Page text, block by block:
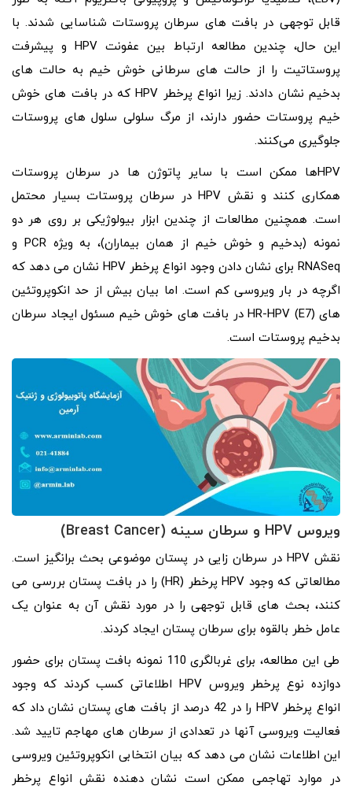
قابل توجهی در بافت های سرطان پروستات شناسایی شدند. با
این حال، چندین مطالعه ارتباط بین عفونت HPV و پیشرفت
پروستاتیت را از حالت‌ های سرطانی خوش‌ خیم به حالت‌ های
بدخیم نشان دادند. زیرا انواع پرخطر HPV که در بافت‌ های خوش‌
خیم پروستات حضور دارند، از مرگ سلولی سلول های پروستات
جلوگیری می‌کنند.
HPVها ممکن است با سایر پاتوژن ها در سرطان پروستات
همکاری کنند و نقش HPV در سرطان پروستات بسیار محتمل
است. همچنین مطالعات از چندین ابزار بیولوژیکی بر روی هر دو
نمونه (بدخیم و خوش خیم از همان بیماران)، به ویژه PCR و
RNASeq برای نشان دادن وجود انواع پرخطر HPV نشان می دهد که
اگرچه در بار ویروسی کم است. اما بیان بیش از حد انکوپروتئین
های HR-HPV (E7) در بافت های خوش خیم مسئول ایجاد سرطان
بدخیم پروستات است.
ویروس HPV و سرطان سینه (Breast Cancer
)
نقش HPV در سرطان‌ زایی در پستان موضوعی بحث‌ برانگیز است.
مطالعاتی که وجود HPV پرخطر (HR) را در بافت پستان بررسی می‌
کنند، بحث‌ های قابل‌ توجهی را در مورد نقش آن به عنوان یک
عامل خطر بالقوه برای سرطان پستان ایجاد کردند.
طی این مطالعه، برای غربالگری 110 نمونه بافت پستان برای حضور
دوازده نوع پرخطر ویروس HPV اطلاعاتی کسب کردند که وجود
انواع پرخطر HPV را در 42 درصد از بافت های پستان نشان داد که
فعالیت ویروسی آنها در تعدادی از سرطان های مهاجم تایید شد.
این اطلاعات نشان می دهد که بیان انتخابی انکوپروتئین ویروسی
در موارد تهاجمی ممکن است نشان دهنده نقش انواع پرخطر